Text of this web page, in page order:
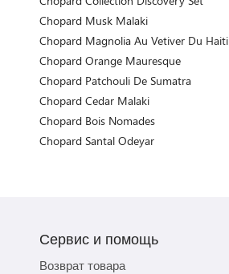
Chopard Musk Malaki
Chopard Magnolia Au Vetiver Du Haiti
Chopard Orange Mauresque
Chopard Patchouli De Sumatra
Chopard Cedar Malaki
Chopard Bois Nomades
Chopard Santal Odeyar
Сервис и помощь
Возврат товара